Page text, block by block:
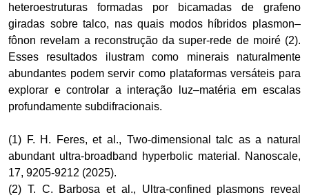
heteroestruturas formadas por bicamadas de grafeno
giradas sobre talco, nas quais modos híbridos plasmon–
fônon revelam a reconstrução da super-rede de moiré (2).
Esses resultados ilustram como minerais naturalmente
abundantes podem servir como plataformas versáteis para
explorar e controlar a interação luz–matéria em escalas
profundamente subdifracionais.
(1) F. H. Feres, et al., Two-dimensional talc as a natural
abundant ultra-broadband hyperbolic material. Nanoscale,
17, 9205-9212 (2025).
(2) T. C. Barbosa et al., Ultra-confined plasmons reveal